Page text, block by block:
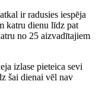
ir radusies iespēja
katru dienu līdz pat
no 25 aizvadītajiem
izlase pieteica sevi
šai dienai vēl nav